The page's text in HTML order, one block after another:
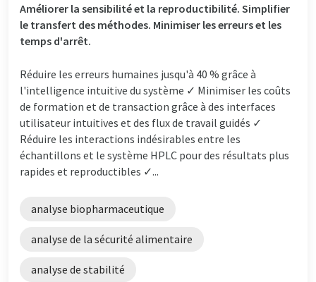
Améliorer la sensibilité et la reproductibilité. Simplifier
le transfert des méthodes. Minimiser les erreurs et les
temps d'arrêt.
Réduire les erreurs humaines jusqu'à 40 % grâce à
l'intelligence intuitive du système ✓ Minimiser les coûts
de formation et de transaction grâce à des interfaces
utilisateur intuitives et des flux de travail guidés ✓
Réduire les interactions indésirables entre les
échantillons et le système HPLC pour des résultats plus
rapides et reproductibles ✓...
analyse biopharmaceutique
analyse de la sécurité alimentaire
analyse de stabilité